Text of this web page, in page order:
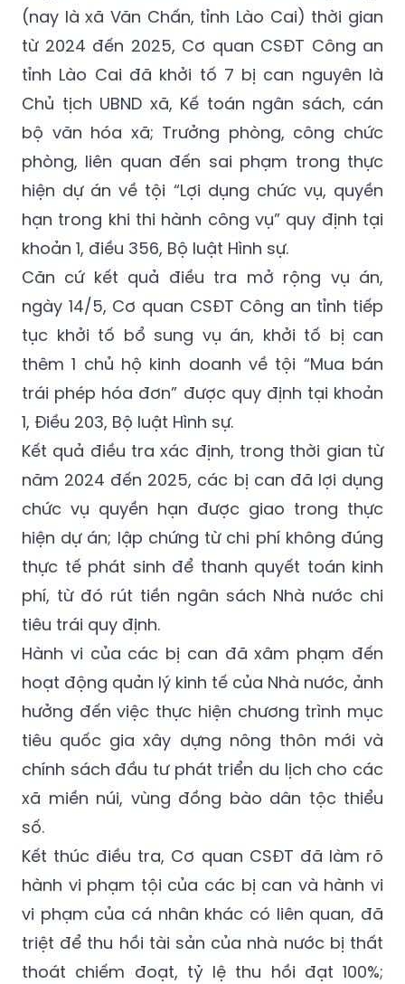
(nay là xã Văn Chấn, tỉnh Lào Cai) thời gian
từ 2024 đến 2025, Cơ quan CSĐT Công an
tỉnh Lào Cai đã khởi tố 7 bị can nguyên là
Chủ tịch UBND xã, Kế toán ngân sách, cán
bộ văn hóa xã; Trưởng phòng, công chức
phòng, liên quan đến sai phạm trong thực
hiện dự án về tội “Lợi dụng chức vụ, quyền
hạn trong khi thi hành công vụ” quy định tại
khoản 1, điều 356, Bộ luật Hình sự.
Căn cứ kết quả điều tra mở rộng vụ án,
ngày 14/5, Cơ quan CSĐT Công an tỉnh tiếp
tục khởi tố bổ sung vụ án, khởi tố bị can
thêm 1 chủ hộ kinh doanh về tội “Mua bán
trái phép hóa đơn” được quy định tại khoản
1, Điều 203, Bộ luật Hình sự.
Kết quả điều tra xác định, trong thời gian từ
năm 2024 đến 2025, các bị can đã lợi dụng
chức vụ quyền hạn được giao trong thực
hiện dự án; lập chứng từ chi phí không đúng
thực tế phát sinh để thanh quyết toán kinh
phí, từ đó rút tiền ngân sách Nhà nước chi
tiêu trái quy định.
Hành vi của các bị can đã xâm phạm đến
hoạt động quản lý kinh tế của Nhà nước, ảnh
hưởng đến việc thực hiện chương trình mục
tiêu quốc gia xây dựng nông thôn mới và
chính sách đầu tư phát triển du lịch cho các
xã miền núi, vùng đồng bào dân tộc thiểu
số.
Kết thúc điều tra, Cơ quan CSĐT đã làm rõ
hành vi phạm tội của các bị can và hành vi
vi phạm của cá nhân khác có liên quan, đã
triệt để thu hồi tài sản của nhà nước bị thất
thoát chiếm đoạt, tỷ lệ thu hồi đạt 100%;